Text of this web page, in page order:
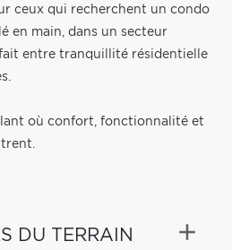
ceux qui recherchent un condo
en main, dans un secteur
entre tranquillité résidentielle
où confort, fonctionnalité et
DU TERRAIN